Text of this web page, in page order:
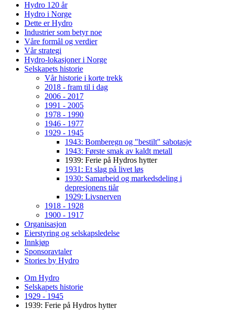
Hydro 120 år
Hydro i Norge
Dette er Hydro
Industrier som betyr noe
Våre formål og verdier
Vår strategi
Hydro-lokasjoner i Norge
Selskapets historie
Vår historie i korte trekk
2018 - fram til i dag
2006 - 2017
1991 - 2005
1978 - 1990
1946 - 1977
1929 - 1945
1943: Bomberegn og "bestilt" sabotasje
1943: Første smak av kaldt metall
1939: Ferie på Hydros hytter
1931: Et slag på livet løs
1930: Samarbeid og markedsdeling i
depresjonens tiår
1929: Livsnerven
1918 - 1928
1900 - 1917
Organisasjon
Eierstyring og selskapsledelse
Innkjøp
Sponsoravtaler
Stories by Hydro
Om Hydro
Selskapets historie
1929 - 1945
1939: Ferie på Hydros hytter